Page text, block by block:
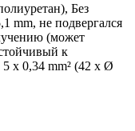
Без
mm, не подвергался
(может
к
x 0,34 mm² (42 x Ø